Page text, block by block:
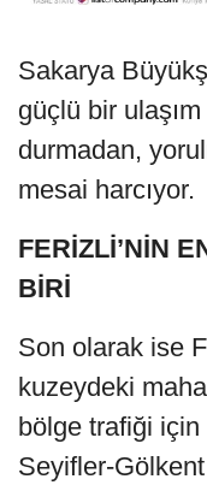
Sakarya
güçlü bir
durmadan,
mesai harcıyor.
FERİZLİ’NİN
BİRİ
Son olarak ise
kuzeydeki
bölge trafiği
Seyifler-